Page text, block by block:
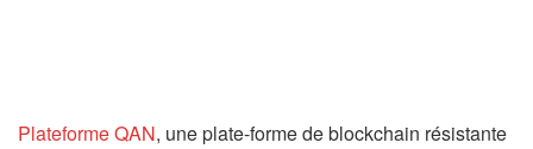
Plateforme QAN, une plate-forme de blockchain résistante